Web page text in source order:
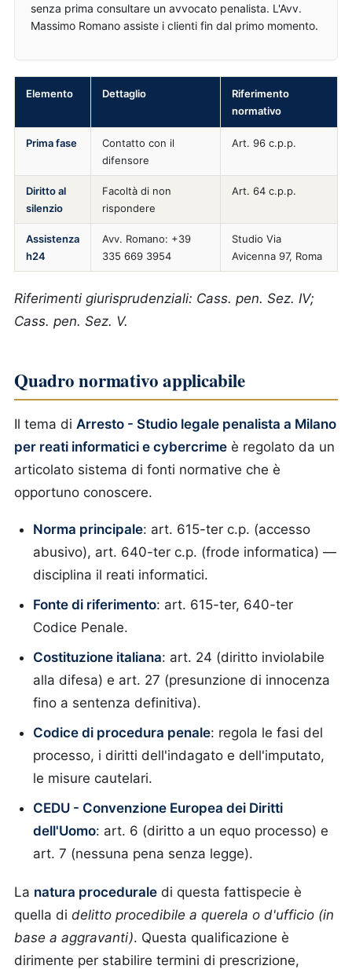
senza prima consultare un avvocato penalista. L'Avv.
Massimo Romano assiste i clienti fin dal primo momento.
Elemento Dettaglio
Riferimento
normativo
Prima fase
Contatto con il
difensore
Art. 96 c.p.p.
Diritto al
silenzio
Facoltà di non
rispondere
Art. 64 c.p.p.
Assistenza
h24
Avv. Romano: +39
335 669 3954
Studio Via
Avicenna 97, Roma
Riferimenti giurisprudenziali: Cass. pen. Sez. IV;
Cass. pen. Sez. V.
Quadro normativo applicabile
Il tema di Arresto - Studio legale penalista a Milano
per reati informatici e cybercrime è regolato da un
articolato sistema di fonti normative che è
opportuno conoscere.
Norma principale: art. 615-ter c.p. (accesso
abusivo), art. 640-ter c.p. (frode informatica) —
disciplina il reati informatici.
Fonte di riferimento: art. 615-ter, 640-ter
Codice Penale.
Costituzione italiana: art. 24 (diritto inviolabile
alla difesa) e art. 27 (presunzione di innocenza
fino a sentenza definitiva).
Codice di procedura penale: regola le fasi del
processo, i diritti dell'indagato e dell'imputato,
le misure cautelari.
CEDU - Convenzione Europea dei Diritti
dell'Uomo: art. 6 (diritto a un equo processo) e
art. 7 (nessuna pena senza legge).
La natura procedurale di questa fattispecie è
quella di delitto procedibile a querela o d'ufficio (in
base a aggravanti). Questa qualificazione è
dirimente per stabilire termini di prescrizione,